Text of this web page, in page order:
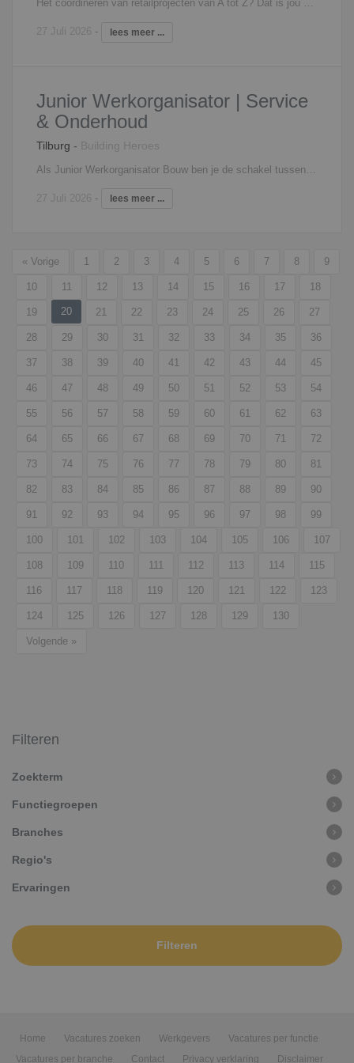
27 Juli 2026 - lees meer ...
Junior Werkorganisator | Service
& Onderhoud
Tilburg - Building Heroes
27 Juli 2026 - lees meer ...
« Vorige 1 2 3 4 5 6 7 8 9
10 11 12 13 14 15 16 17 18
19 20 21 22 23 24 25 26 27
28 29 30 31 32 33 34 35 36
37 38 39 40 41 42 43 44 45
46 47 48 49 50 51 52 53 54
55 56 57 58 59 60 61 62 63
64 65 66 67 68 69 70 71 72
73 74 75 76 77 78 79 80 81
82 83 84 85 86 87 88 89 90
91 92 93 94 95 96 97 98 99
100 101 102 103 104 105 106 107
108 109 110 111 112 113 114 115
116 117 118 119 120 121 122 123
124 125 126 127 128 129 130
Volgende »
Filteren
Zoekterm
Functiegroepen
Branches
Regio's
Ervaringen
Filteren
Home Vacatures zoeken Werkgevers
Vacatures per functie
Vacatures per branche
Contact Privacy verklaring Disclaimer